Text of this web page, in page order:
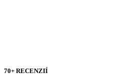
70+ RECENZIÍ